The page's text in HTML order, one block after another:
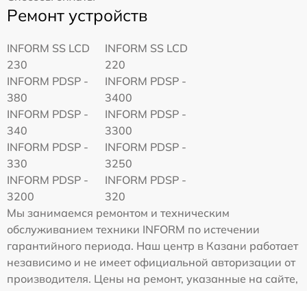
Ремонт устройств
INFORM SS LCD
230
INFORM SS LCD
220
INFORM PDSP -
380
INFORM PDSP -
3400
INFORM PDSP -
340
INFORM PDSP -
3300
INFORM PDSP -
330
INFORM PDSP -
3250
INFORM PDSP -
3200
INFORM PDSP -
320
Мы занимаемся ремонтом и техническим
обслуживанием техники INFORM по истечении
гарантийного периода. Наш центр в Казани работает
независимо и не имеет официальной авторизации от
производителя. Цены на ремонт, указанные на сайте,